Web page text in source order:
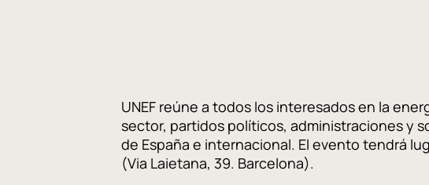
UNEF reúne a todos los interesados en la
sector, partidos políticos, administraciones y
de España e internacional. El evento tendrá
(Via Laietana, 39. Barcelona).